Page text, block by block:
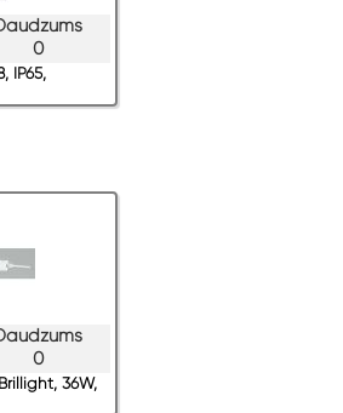
0
IP65,
0
36W,